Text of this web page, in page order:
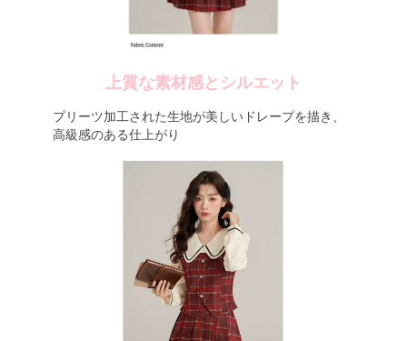
上質な素材感とシルエット
プリーツ加工された生地が美しいドレープを描き、
高級感のある仕上がり